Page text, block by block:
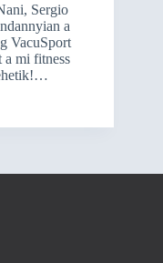
Sergio
a
VacuSport
a mi fitness